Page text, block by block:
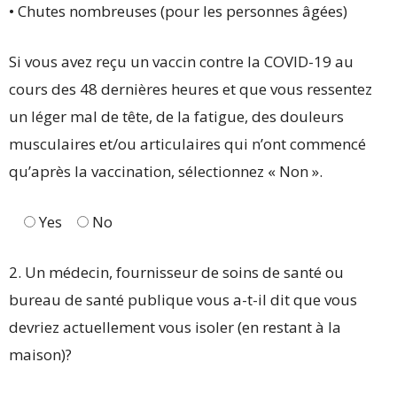
• Chutes nombreuses (pour les personnes âgées)
Si vous avez reçu un vaccin contre la COVID-19 au
cours des 48 dernières heures et que vous ressentez
un léger mal de tête, de la fatigue, des douleurs
musculaires et/ou articulaires qui n’ont commencé
qu’après la vaccination, sélectionnez « Non ».
Yes No
2. Un médecin, fournisseur de soins de santé ou
bureau de santé publique vous a-t-il dit que vous
devriez actuellement vous isoler (en restant à la
maison)?